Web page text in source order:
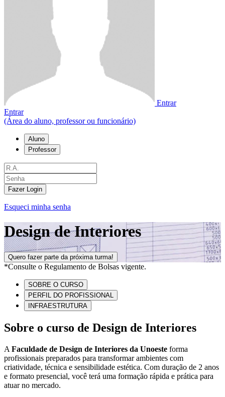
Entrar
Entrar
(Área do aluno, professor ou funcionário)
Aluno
Professor
Fazer Login
Esqueci minha senha
Design de Interiores
Quero fazer parte da próxima turma!
*Consulte o Regulamento de Bolsas vigente.
SOBRE O CURSO
PERFIL DO PROFISSIONAL
INFRAESTRUTURA
Sobre o curso de Design de Interiores
A Faculdade de Design de Interiores da Unoeste forma
profissionais preparados para transformar ambientes com
criatividade, técnica e sensibilidade estética. Com duração de 2 anos
e formato presencial, você terá uma formação rápida e prática para
atuar no mercado.